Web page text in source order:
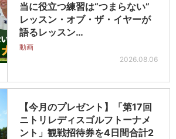
当に役立つ練習は“つまらない”
レッスン・オブ・ザ・イヤーが
語るレッスン…
動画
2026.08.06
【今月のプレゼント】「第17回
ニトリレディスゴルフトーナメ
ント」観戦招待券を4日間合計2